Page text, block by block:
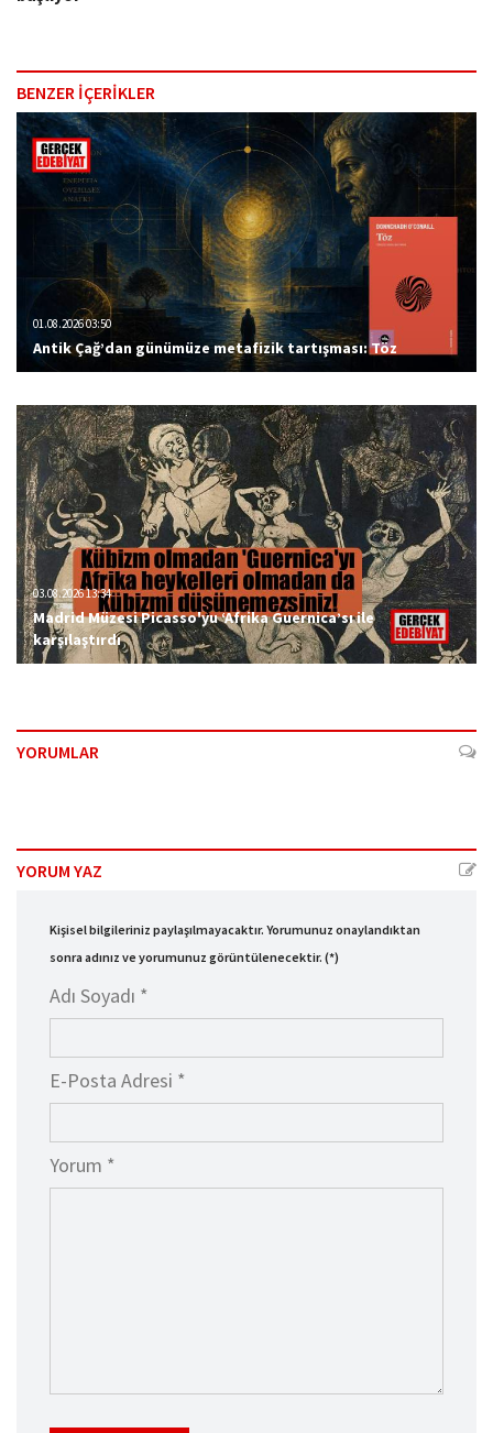
BENZER İÇERİKLER
01.08.2026 03:50
Antik Çağ’dan günümüze metafizik tartışması: Töz
03.08.2026 13:34
Madrid Müzesi Picasso'yu ‘Afrika Guernica’sı ile
karşılaştırdı
YORUMLAR
YORUM YAZ
Kişisel bilgileriniz paylaşılmayacaktır. Yorumunuz onaylandıktan
sonra adınız ve yorumunuz görüntülenecektir. (*)
Adı Soyadı *
E-Posta Adresi *
Yorum *